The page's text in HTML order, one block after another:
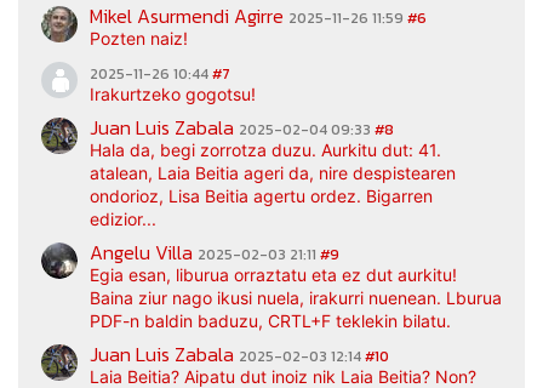
Mikel Asurmendi Agirre 2025-11-26 11:59 #6
Pozten naiz!
2025-11-26 10:44#7
Irakurtzeko gogotsu!
Juan Luis Zabala 2025-02-04 09:33 #8
Hala da, begi zorrotza duzu. Aurkitu dut: 41.
atalean, Laia Beitia ageri da, nire despistearen
ondorioz, Lisa Beitia agertu ordez. Bigarren
edizior...
Angelu Villa 2025-02-03 21:11 #9
Egia esan, liburua orraztatu eta ez dut aurkitu!
Baina ziur nago ikusi nuela, irakurri nuenean. Lburua
PDF-n baldin baduzu, CRTL+F teklekin bilatu.
Juan Luis Zabala 2025-02-03 12:14#10
Laia Beitia? Aipatu dut inoiz nik Laia Beitia? Non?